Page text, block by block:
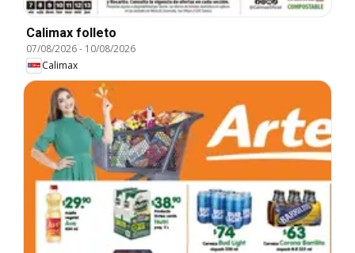
Calimax folleto
07/08/2026- 10/08/2026
Calimax